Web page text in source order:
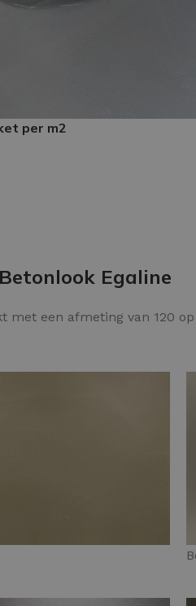
per m2
Egaline
met een afmeting van 120